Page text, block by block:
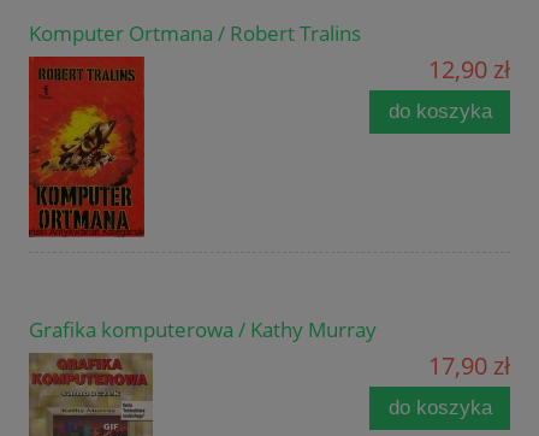
Komputer Ortmana / Robert Tralins
12,90 zł
do koszyka
Grafika komputerowa / Kathy Murray
17,90 zł
do koszyka